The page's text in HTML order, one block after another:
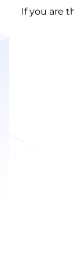
If you are